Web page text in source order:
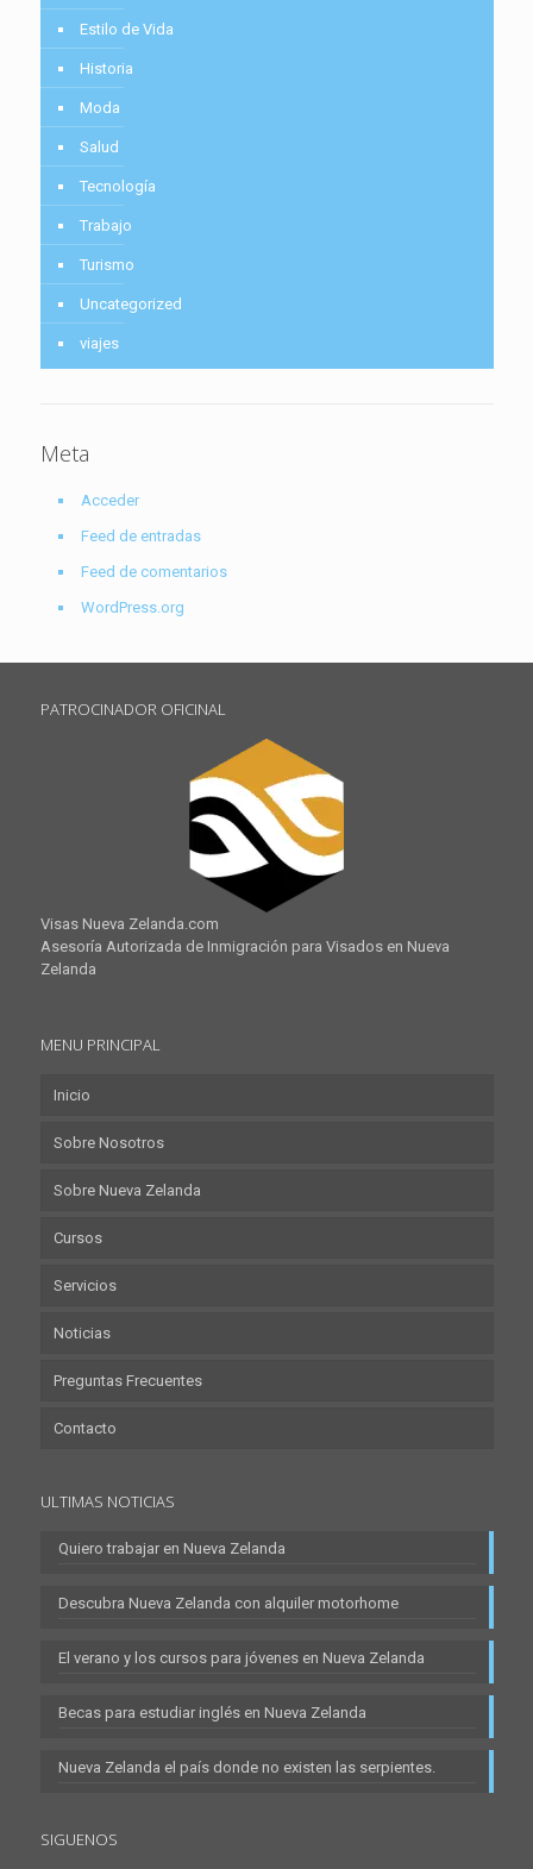
Estilo de Vida
Historia
Moda
Salud
Tecnología
Trabajo
Turismo
Uncategorized
viajes
Meta
Acceder
Feed de entradas
Feed de comentarios
WordPress.org
PATROCINADOR OFICINAL
Visas Nueva Zelanda.com
Asesoría Autorizada de Inmigración para Visados en Nueva
Zelanda
MENU PRINCIPAL
Inicio
Sobre Nosotros
Sobre Nueva Zelanda
Cursos
Servicios
Noticias
Preguntas Frecuentes
Contacto
ULTIMAS NOTICIAS
Quiero trabajar en Nueva Zelanda
Descubra Nueva Zelanda con alquiler motorhome
El verano y los cursos para jóvenes en Nueva Zelanda
Becas para estudiar inglés en Nueva Zelanda
Nueva Zelanda el país donde no existen las serpientes.
SIGUENOS